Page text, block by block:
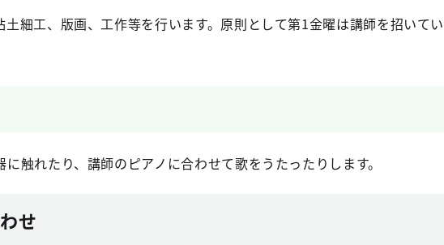
土細工、版画、工作等を行います。原則として第1金曜は講師を招いて
に触れたり、講師のピアノに合わせて歌をうたったりします。
せ